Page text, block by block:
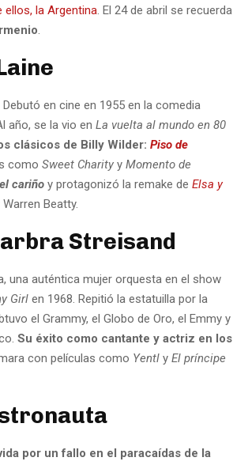
ellos, la Argentina. El 24 de abril se recuerda
.
Debutó en cine en 1955 en la comedia
año, se la vio en La vuelta al mundo en 80
clásicos de Billy Wilder: Piso de
como Sweet Charity y Momento de
cariño y protagonizó la remake de Elsa y
Beatty.
Streisand
una auténtica mujer orquesta en el show
Girl en 1968. Repitió la estatuilla por la
el Grammy, el Globo de Oro, el Emmy y
Su éxito como cantante y actriz en los
con películas como Yentl y El príncipe
por un fallo en el paracaídas de la